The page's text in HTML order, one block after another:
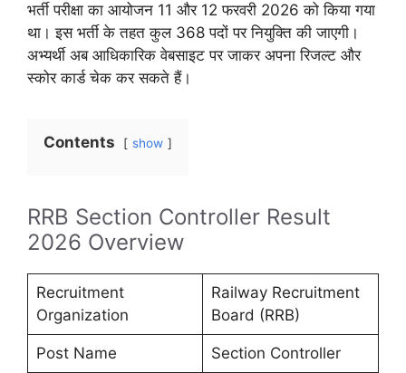
भर्ती परीक्षा का आयोजन 11 और 12 फरवरी 2026 को किया गया
था। इस भर्ती के तहत कुल 368 पदों पर नियुक्ति की जाएगी।
अभ्यर्थी अब आधिकारिक वेबसाइट पर जाकर अपना रिजल्ट और
स्कोर कार्ड चेक कर सकते हैं।
Contents show
RRB Section Controller Result
2026 Overview
Recruitment
Organization
Railway Recruitment
Board (RRB)
Post Name Section Controller